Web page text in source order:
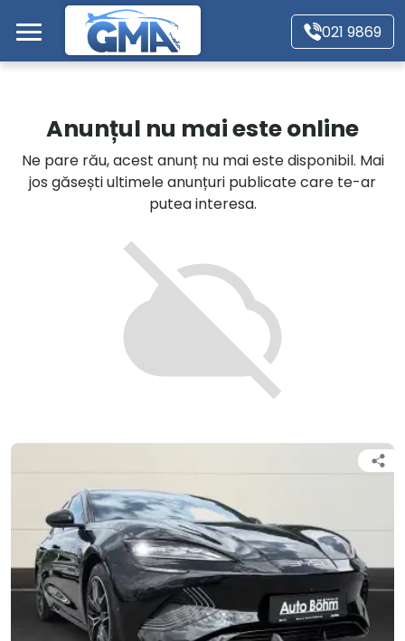
Mergi direct la conținutul principal
021 9869
Autoturisme
Motociclete
Autoutilitare
Alte tipuri vehicule
Anunțul nu mai este online
Ne pare rău, acest anunț nu mai este disponibil. Mai
jos găsești ultimele anunțuri publicate care te-ar
putea interesa.